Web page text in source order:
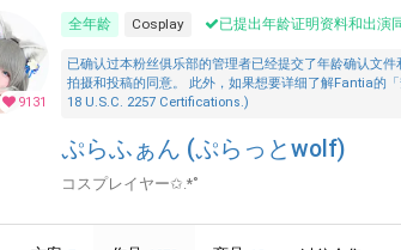
9131
全年龄 Cosplay 已提出年龄证明资料和出演
已确认过本粉丝俱乐部的管理者已经提交了年龄确认文
拍摄和投稿的同意。 此外，如果想要详细了解Fantia
18 U.S.C. 2257 Certifications.)
ぷらふぁん (ぷらっとwolf)
コスプレイヤー✩.*˚